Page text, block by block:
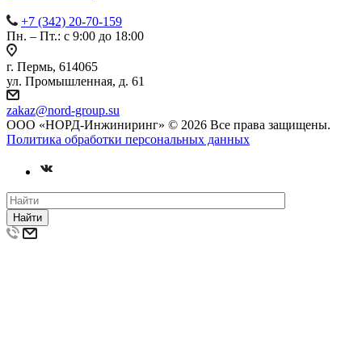
+7 (342) 20-70-159
Пн. – Пт.: с 9:00 до 18:00
г. Пермь, 614065
ул. Промышленная, д. 61
zakaz@nord-group.su
ООО «НОРД-Инжиниринг» © 2026 Все права защищены.
Политика обработки персональных данных
Найти